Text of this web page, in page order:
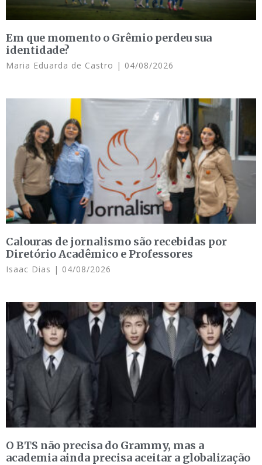
Em que momento o Grêmio perdeu sua
identidade?
Maria Eduarda de Castro 04/08/2026
Calouras de jornalismo são recebidas por
Diretório Acadêmico e Professores
Isaac Dias 04/08/2026
O BTS não precisa do Grammy, mas a
academia ainda precisa aceitar a globalização